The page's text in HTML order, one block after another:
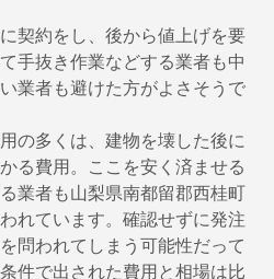
契約をし、後から値上げを要
手抜き作業などする業者も中
業者も避けた方がよさそうで
の多くは、建物を壊した後に
る費用。ここを安く済ませる
業者も山梨県南都留郡西桂町
れています。確認せずに発注
問われてしまう可能性だって
件で出された費用と相場は比